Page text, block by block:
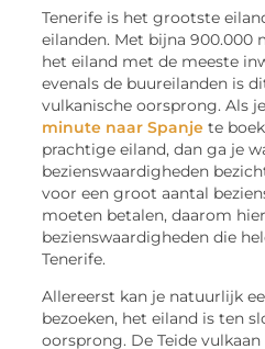
Tenerife is het grootste
eilanden. Met bijna 900.000
het eiland met de meeste
evenals de buureilanden is
vulkanische oorsprong. Als
minute naar Spanje te
prachtige eiland, dan ga je
bezienswaardigheden
voor een groot aantal
moeten betalen, daarom
bezienswaardigheden die
Tenerife.
Allereerst kan je natuurlijk
bezoeken, het eiland is ten
oorsprong. De Teide